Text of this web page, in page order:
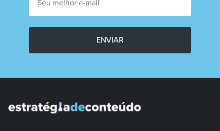
ENVIAR